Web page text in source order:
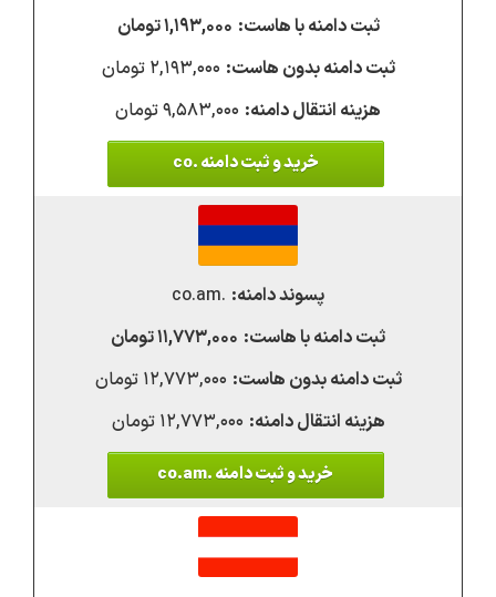
۱,۱۹۳,۰۰۰ تومان
۲,۱۹۳,۰۰۰ تومان
۹,۵۸۳,۰۰۰ تومان
خرید و ثبت دامنه .co
.co.am
۱۱,۷۷۳,۰۰۰ تومان
۱۲,۷۷۳,۰۰۰ تومان
۱۲,۷۷۳,۰۰۰ تومان
خرید و ثبت دامنه .co.am